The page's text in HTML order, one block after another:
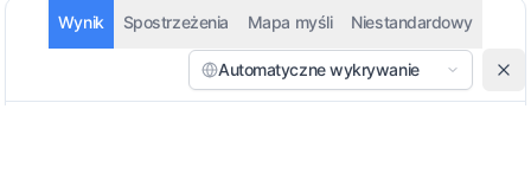
Wynik Spostrzeżenia Mapa myśli Niestandardowy
Automatyczne wykrywanie